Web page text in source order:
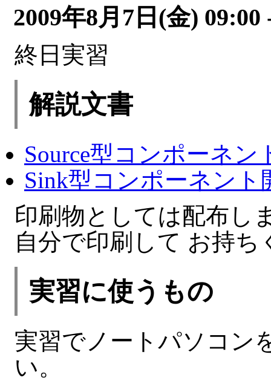
2009年8月7日(金) 09:00
終日実習
解説文書
Source型コンポーネ
Sink型コンポーネント
印刷物としては配布し
自分で印刷して お持ち
実習に使うもの
実習でノートパソコン
い。